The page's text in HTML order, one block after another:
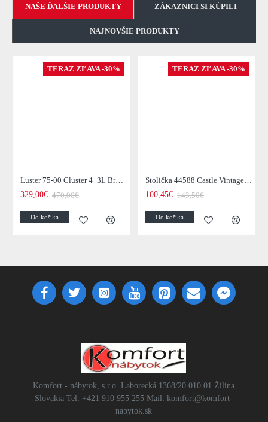
NAŠE ĎALŠIE PRODUKTY ZÁKAZNICI SI KÚPILI
NAJNOVŠIE PRODUKTY
TERAZ ZĽAVA -30%
Luster 75-00 Cluster 4+3L Brown + Jantar Glass
329,00€ 470,00€
Do košíka
TERAZ ZĽAVA -30%
Stolička 44588 Castle Vintage Black
100,45€ 143,50€
Do košíka
Komfort - nábytok, s.r.o. Laborecká 1368/20 010 01 Žilina
Slovakia Tel: +421 910 955 255 Mail: komfort@komfort-
nabytok.sk